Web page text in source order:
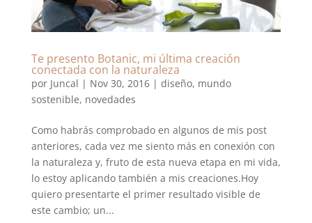
Te presento Botanic, mi última creación
conectada con la naturaleza
por Juncal | Nov 30, 2016| diseño, mundo
sostenible, novedades
Como habrás comprobado en algunos de mis post
anteriores, cada vez me siento más en conexión con
la naturaleza y, fruto de esta nueva etapa en mi vida,
lo estoy aplicando también a mis creaciones.Hoy
quiero presentarte el primer resultado visible de
este cambio; un...